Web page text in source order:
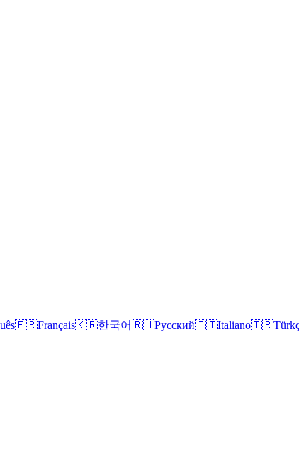
🇫🇷Français🇰🇷한국어🇷🇺Русский🇮🇹Italiano🇹🇷